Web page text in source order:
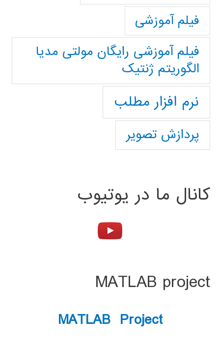
فیلم آموزشی
فیلم آموزشی رایگان مولتی مدیا
الگوریتم ژنتیک
نرم افزار مطلب
پردازش تصویر
کانال ما در یوتیوب
MATLAB project
MATLAB Project